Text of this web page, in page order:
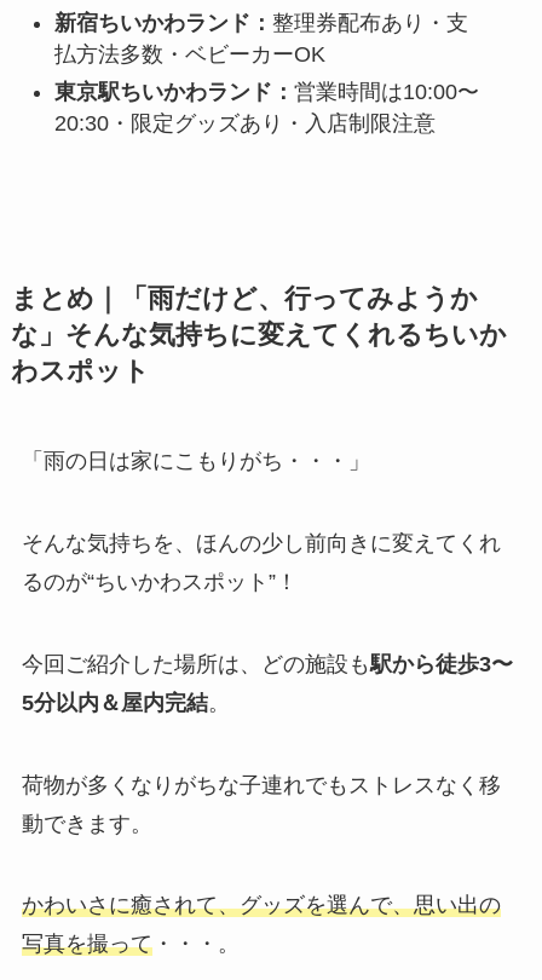
新宿ちいかわランド： 整理券配布あり・支
払方法多数・ベビーカーOK
東京駅ちいかわランド： 営業時間は10:00〜
20:30・限定グッズあり・入店制限注意
まとめ｜「雨だけど、行ってみようか
な」そんな気持ちに変えてくれるちいか
わスポット
「雨の日は家にこもりがち・・・」
そんな気持ちを、ほんの少し前向きに変えてくれ
るのが“ちいかわスポット”！
今回ご紹介した場所は、どの施設も駅から徒歩3〜
5分以内＆屋内完結。
荷物が多くなりがちな子連れでもストレスなく移
動できます。
かわいさに癒されて、グッズを選んで、思い出の
写真を撮って・・・。